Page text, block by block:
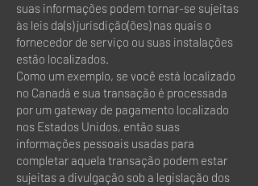
suas informações podem tornar-se sujeitas
às leis da(s) jurisdição(ões) nas quais o
fornecedor de serviço ou suas instalações
estão localizados.
Como um exemplo, se você está localizado
no Canadá e sua transação é processada
por um gateway de pagamento localizado
nos Estados Unidos, então suas
informações pessoais usadas para
completar aquela transação podem estar
sujeitas a divulgação sob a legislação dos